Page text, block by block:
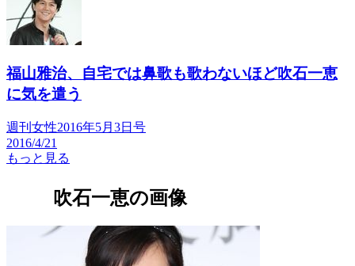
福山雅治、自宅では鼻歌も歌わないほど吹石一恵
に気を遣う
週刊女性2016年5月3日号
2016/4/21
もっと見る
吹石一恵の画像